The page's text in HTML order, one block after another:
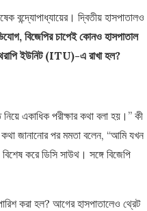
বন্দ্যোপাধ্যায়ের। দ্বিতীয় হাসপাতালও
বিজেপির চাপেই কোনও হাসপাতাল
ইউনিট (ITU)-এ রাখা হল?
একাধিক পরীক্ষার কথা বলা হয়।” কী
কথা জানানোর পর মমতা বলেন, “আমি যখন
করে ডিসি সাউথ। সঙ্গে বিজেপি
করা হল? আগের হাসপাতালেও থ্রেট